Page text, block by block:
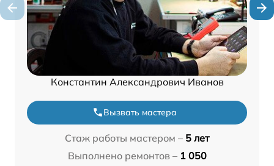
Константин Александрович Иванов
Вызвать мастера
Стаж работы мастером – 5 лет
Выполнено ремонтов – 1 050